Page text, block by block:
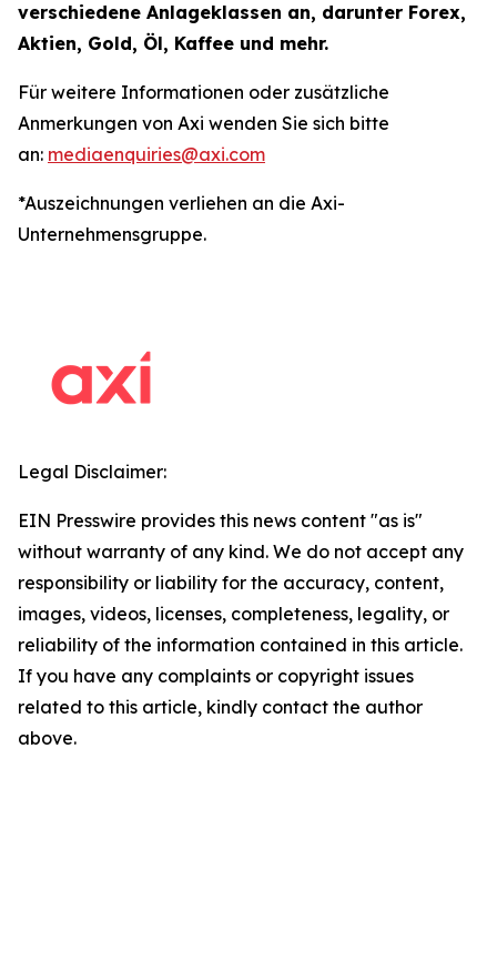
verschiedene Anlageklassen an, darunter Forex,
Aktien, Gold, Öl, Kaffee und mehr.
Für weitere Informationen oder zusätzliche
Anmerkungen von Axi wenden Sie sich bitte
an: mediaenquiries@axi.com
*Auszeichnungen verliehen an die Axi-
Unternehmensgruppe.
Legal Disclaimer:
EIN Presswire provides this news content "as is"
without warranty of any kind. We do not accept any
responsibility or liability for the accuracy, content,
images, videos, licenses, completeness, legality, or
reliability of the information contained in this article.
If you have any complaints or copyright issues
related to this article, kindly contact the author
above.